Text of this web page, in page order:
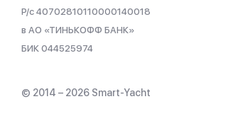
Р/с 40702810110000140018
в АО «ТИНЬКОФФ БАНК»
БИК 044525974
© 2014 – 2026 Smart-Yacht